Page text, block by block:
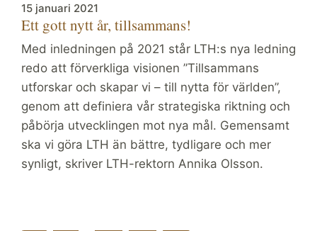
15 januari 2021
Ett gott nytt år, tillsammans!
Med inledningen på 2021 står LTH:s nya ledning
redo att förverkliga visionen ”Tillsammans
utforskar och skapar vi – till nytta för världen”,
genom att definiera vår strategiska riktning och
påbörja utvecklingen mot nya mål. Gemensamt
ska vi göra LTH än bättre, tydligare och mer
synligt, skriver LTH-rektorn Annika Olsson.